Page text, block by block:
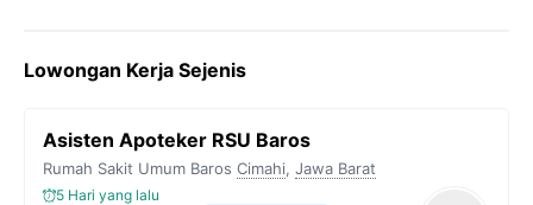
Lowongan Kerja Sejenis
Asisten Apoteker RSU Baros
Rumah Sakit Umum Baros Cimahi, Jawa Barat
5 Hari yang lalu